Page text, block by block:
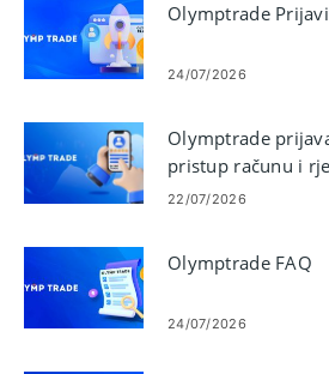
Olymptrade
24/07/2026
Olymptrade
pristup računu i
problema
22/07/2026
Olymptrade FAQ
24/07/2026